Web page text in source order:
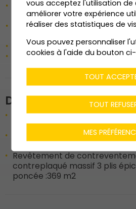
Charpente (ossature légère :
porteuses)
Structure (cloisons porteuses :
Plancher
Revêtement paroi et sous
Données techniques
Parois latérales courbes des
Plancher en éléments à
369 m2
Revêtement de
contreplaqué massif 3 plis
poncée :369 m2
vous acceptez l'utilisation de
améliorer votre expérience
réaliser des statistiques de
Vous pouvez personnaliser
cookies à l'aide du bouton
TOUT
TOUT
MES